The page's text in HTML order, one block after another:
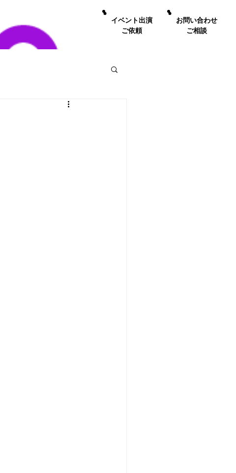
お問い合わせ
ご相談
イベント出演
ご依頼